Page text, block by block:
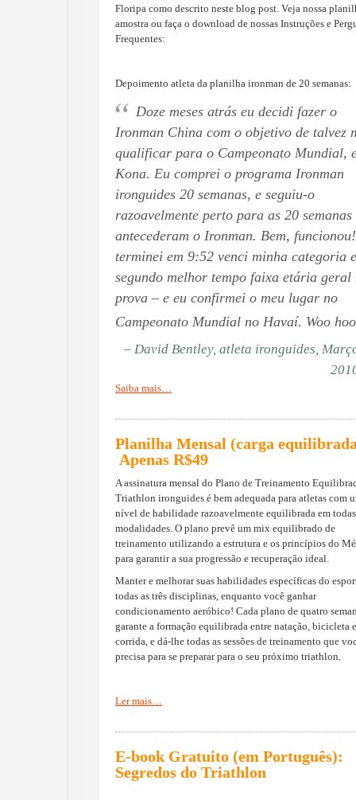
Floripa como descrito neste blog post. Veja nossa
amostra ou faça o download de nossas Instruções e
Frequentes:
Depoimento atleta da planilha ironman de 20 semanas:
“ Doze meses atrás eu decidi fazer o
Ironman China com o objetivo de talvez
qualificar para o Campeonato Mundial,
Kona. Eu comprei o programa Ironman
ironguides 20 semanas, e seguiu-o
razoavelmente perto para as 20 semanas
antecederam o Ironman. Bem,
terminei em 9:52 venci minha categoria
segundo melhor tempo faixa etária geral
prova – e eu confirmei o meu lugar no
Campeonato Mundial no Havaí. Woo hoo
– David Bentley, atleta ironguides,
Saiba mais…
Planilha Mensal (carga
Apenas R$49
A assinatura mensal do Plano de Treinamento
Triathlon ironguides é bem adequada para atletas com
nível de habilidade razoavelmente equilibrada em todas
modalidades. O plano prevê um mix equilibrado de
treinamento utilizando a estrutura e os princípios do
para garantir a sua progressão e recuperação ideal.
Manter e melhorar suas habilidades específicas do
todas as três disciplinas, enquanto você ganhar
condicionamento aeróbico! Cada plano de quatro
garante a formação equilibrada entre natação, bicicleta e
corrida, e dá-lhe todas as sessões de treinamento que
precisa para se preparar para o seu próximo triathlon.
Ler mais…
E-book Gratuito (em Português):
Segredos do Triathlon